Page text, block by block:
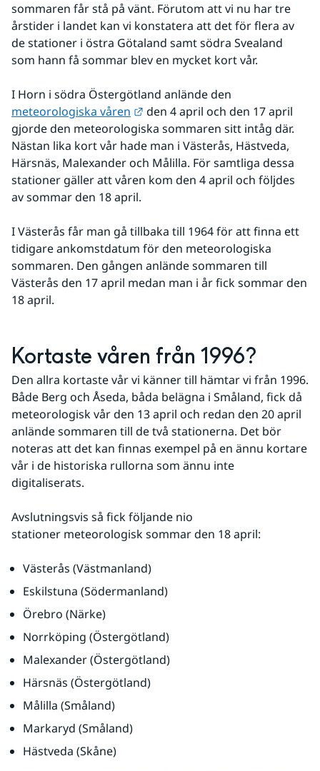
sommaren får stå på vänt. Förutom att vi nu har tre
årstider i landet kan vi konstatera att det för flera av
de stationer i östra Götaland samt södra Svealand
som hann få sommar blev en mycket kort vår.
meteorologiska våren
Länk till annan webbplats.
den 4 april och den 17 april
gjorde den meteorologiska sommaren sitt intåg där.
Nästan lika kort vår hade man i Västerås, Hästveda,
Härsnäs, Malexander och Målilla. För samtliga dessa
stationer gäller att våren kom den 4 april och följdes
av sommar den 18 april.
I Västerås får man gå tillbaka till 1964 för att finna ett
tidigare ankomstdatum för den meteorologiska
sommaren. Den gången anlände sommaren till
Västerås den 17 april medan man i år fick sommar den
18 april.
Kortaste våren från 1996?
Den allra kortaste vår vi känner till hämtar vi från 1996.
Både Berg och Åseda, båda belägna i Småland, fick då
meteorologisk vår den 13 april och redan den 20 april
anlände sommaren till de två stationerna. Det bör
noteras att det kan finnas exempel på en ännu kortare
vår i de historiska rullorna som ännu inte
digitaliserats.
Avslutningsvis så fick följande nio
stationer meteorologisk sommar den 18 april:
Västerås (Västmanland)
Eskilstuna (Södermanland)
Örebro (Närke)
Norrköping (Östergötland)
Malexander (Östergötland)
Härsnäs (Östergötland)
Målilla (Småland)
Markaryd (Småland)
Hästveda (Skåne)